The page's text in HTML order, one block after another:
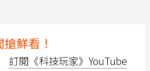
鮮看！
訂閱《科技玩家》YouTube